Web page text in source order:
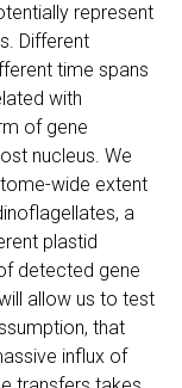
represent
Different
time spans
with
of gene
nucleus. We
wide extent
a
plastid
detected gene
allow us to test
that
influx of